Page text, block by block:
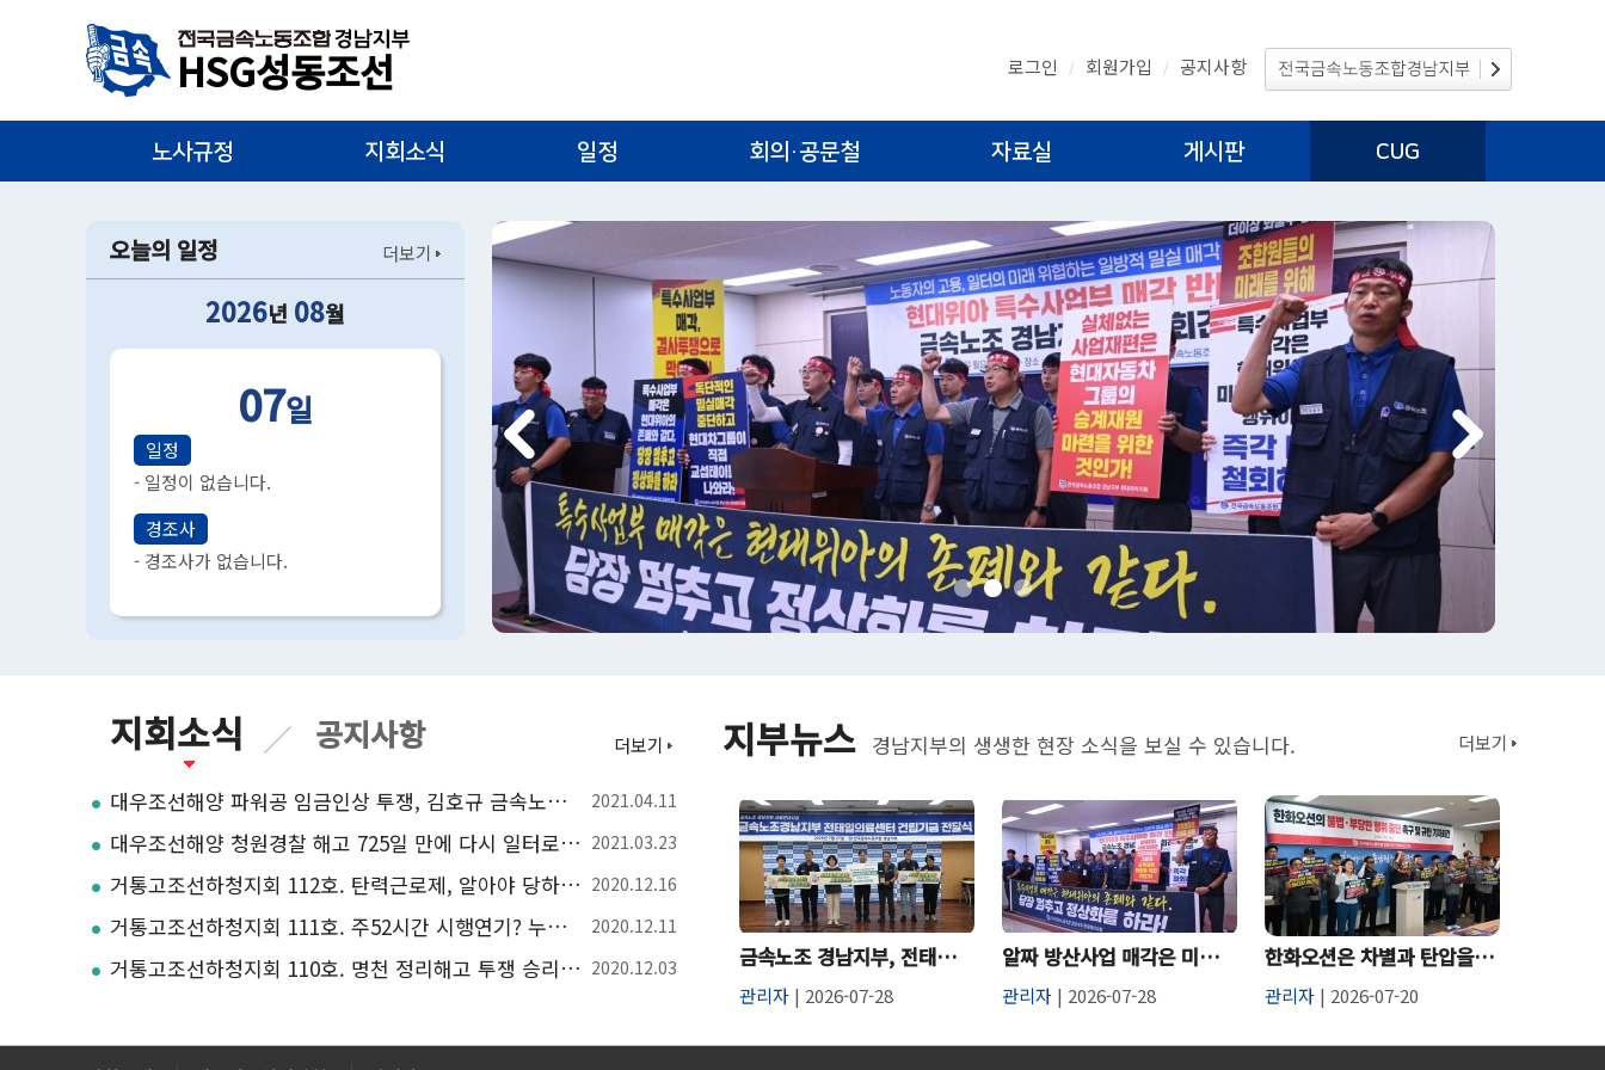
HSG성동조선 로그인 / 회원가입 / 공지사항
노사규정 지회소식 일정 회의·공문철 자료실 게시판 CUG
오늘의 일정 더보기
2026년 08월
07일
일정
- 일정이 없습니다.
경조사
- 경조사가 없습니다.
지회소식
대우조선해양 파워공 임금인상 투쟁, 김호규 금속노조위원장 나선다 2021.04.11
대우조선해양 청원경찰 해고 725일 만에 다시 일터로. 거통고조선하청지회 2021.03.23
거통고조선하청지회 112호. 탄력근로제, 알아야 당하지 않는다 2020.12.16
거통고조선하청지회 111호. 주52시간 시행연기? 누구 좋으라고 2020.12.11
거통고조선하청지회 110호. 명천 정리해고 투쟁 승리. 노동부 영안기업 직장내 괴롭힘 확인 2020.12.03
더보기
공지사항 지부뉴스 경남지부의 생생한 현장 소식을 보실 수 있습니다. 더보기
금속노조 경남지부, 전태일의료센터 건립기금 2천만원 전달
관리자 | 2026-07-28
알짜 방산사업 매각은 미래 포기…현대위아 밀실 매각 즉각 철회해야
관리자 | 2026-07-28
한화오션은 차별과 탄압을 중단하라
관리자 | 2026-07-20